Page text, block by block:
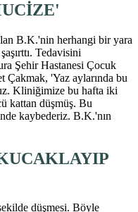
B.K.'nin herhangi bir yara
Tedavisini
Şehir Hastanesi Çocuk
'Yaz aylarında bu
Kliniğimize bu hafta iki
kattan düşmüş. Bu
kaybederiz. B.K.'nın
düşmesi. Böyle